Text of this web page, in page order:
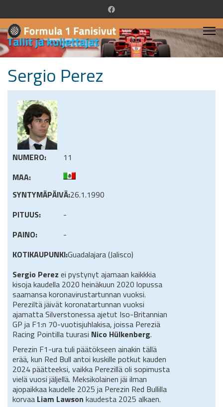
Sergio Perez
NUMERO:
11
MAA:
SYNTYMÄPÄIVÄ:26.1.1990
PITUUS:
-
PAINO:
-
KOTIKAUPUNKI:Guadalajara (Jalisco)
Sergio Perez ei pystynyt ajamaan kaikkkia
kisoja kaudella 2020 heinäkuun 2020 lopussa
saamansa koronavirustartunnan vuoksi.
Pereziltä jäivät koronatartunnan vuoksi
ajamatta Silverstonessa ajetut Iso-Britannian
GP ja F1:n 70-vuotisjuhlakisa, joissa Pereziä
Racing Pointilla tuurasi Nico Hülkenberg.
Perezin F1-ura tuli päätökseen ainakin tällä
erää, kun Red Bull antoi kuskille potkut kauden
2024 päätteeksi, vaikka Perezillä oli sopimusta
vielä vuosi jäljellä. Meksikolainen jäi ilman
ajopaikkaa kaudelle 2025 ja Perezin Red Bullilla
korvaa Liam Lawson kaudesta 2025 alkaen.